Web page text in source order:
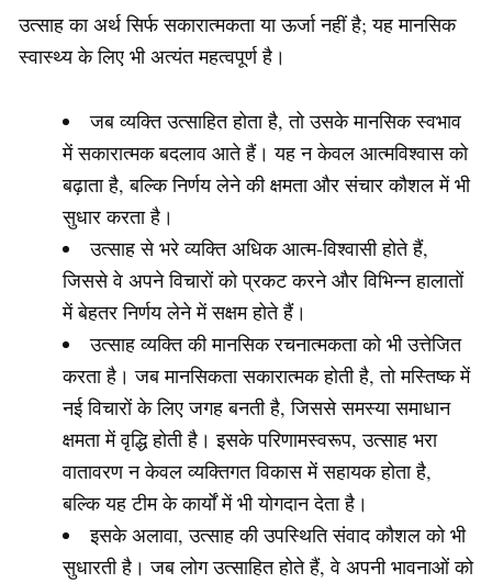
उत्साह का अर्थ सिर्फ सकारात्मकता या ऊर्जा नहीं है; यह मानसिक
स्वास्थ्य के लिए भी अत्यंत महत्वपूर्ण है।
जब व्यक्ति उत्साहित होता है, तो उसके मानसिक स्वभाव
में सकारात्मक बदलाव आते हैं। यह न केवल आत्मविश्वास को
बढ़ाता है, बल्कि निर्णय लेने की क्षमता और संचार कौशल में भी
सुधार करता है।
उत्साह से भरे व्यक्ति अधिक आत्म-विश्वासी होते हैं,
जिससे वे अपने विचारों को प्रकट करने और विभिन्न हालातों
में बेहतर निर्णय लेने में सक्षम होते हैं।
उत्साह व्यक्ति की मानसिक रचनात्मकता को भी उत्तेजित
करता है। जब मानसिकता सकारात्मक होती है, तो मस्तिष्क में
नई विचारों के लिए जगह बनती है, जिससे समस्या समाधान
क्षमता में वृद्धि होती है। इसके परिणामस्वरूप, उत्साह भरा
वातावरण न केवल व्यक्तिगत विकास में सहायक होता है,
बल्कि यह टीम के कार्यों में भी योगदान देता है।
इसके अलावा, उत्साह की उपस्थिति संवाद कौशल को भी
सुधारती है। जब लोग उत्साहित होते हैं, वे अपनी भावनाओं को